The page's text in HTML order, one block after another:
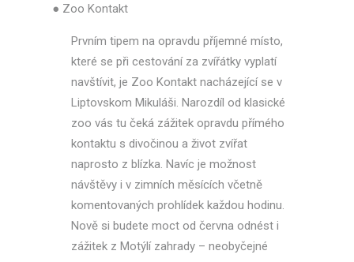
● Zoo Kontakt
Prvním tipem na opravdu příjemné místo,
které se při cestování za zvířátky vyplatí
navštívit, je Zoo Kontakt nacházející se v
Liptovskom Mikuláši. Narozdíl od klasické
zoo vás tu čeká zážitek opravdu přímého
kontaktu s divočinou a život zvířat
naprosto z blízka. Navíc je možnost
návštěvy i v zimních měsících včetně
komentovaných prohlídek každou hodinu.
Nově si budete moct od června odnést i
zážitek z Motýlí zahrady – neobyčejné